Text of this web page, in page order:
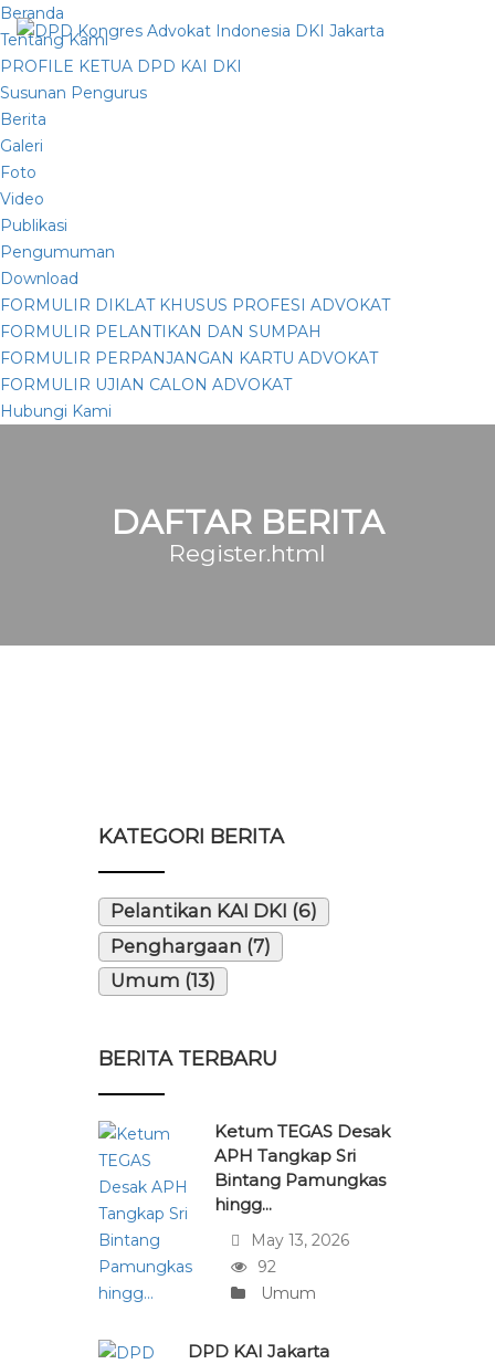
Beranda
Tentang Kami
PROFILE KETUA DPD KAI DKI
Susunan Pengurus
Berita
Galeri
Foto
Video
Publikasi
Pengumuman
Download
FORMULIR DIKLAT KHUSUS PROFESI ADVOKAT
FORMULIR PELANTIKAN DAN SUMPAH
FORMULIR PERPANJANGAN KARTU ADVOKAT
FORMULIR UJIAN CALON ADVOKAT
Hubungi Kami
DAFTAR BERITA
Register.html
KATEGORI BERITA
Pelantikan KAI DKI (6)
Penghargaan (7)
Umum (13)
BERITA TERBARU
Ketum TEGAS Desak
APH Tangkap Sri
Bintang Pamungkas
hingg...
May 13, 2026
92
Umum
DPD KAI Jakarta